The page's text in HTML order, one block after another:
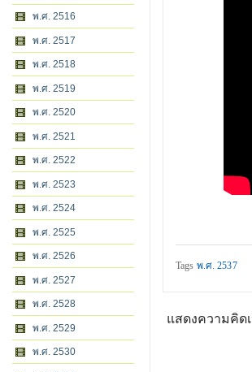
พ.ศ. 2516
พ.ศ. 2517
พ.ศ. 2518
พ.ศ. 2519
พ.ศ. 2520
พ.ศ. 2521
พ.ศ. 2522
พ.ศ. 2523
พ.ศ. 2524
พ.ศ. 2525
พ.ศ. 2526
พ.ศ. 2527
พ.ศ. 2528
พ.ศ. 2529
พ.ศ. 2530
Tags พ.ศ. 2537
แสดงความคิด